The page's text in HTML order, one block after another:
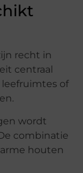
recht in
centraal
leefruimtes of
wordt
combinatie
houten